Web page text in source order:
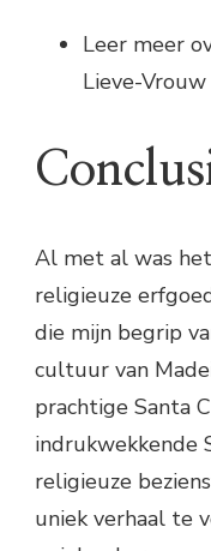
Leer meer
Lieve-
Al met al was het
religieuze
die mijn begrip
cultuur van
prachtige Santa
indrukwekkende
religieuze
uniek verhaal te